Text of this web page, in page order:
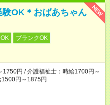
NEW
OK＊おばあちゃん
ブランクOK
円 / 介護福祉士：時給1700円～
円～1875円